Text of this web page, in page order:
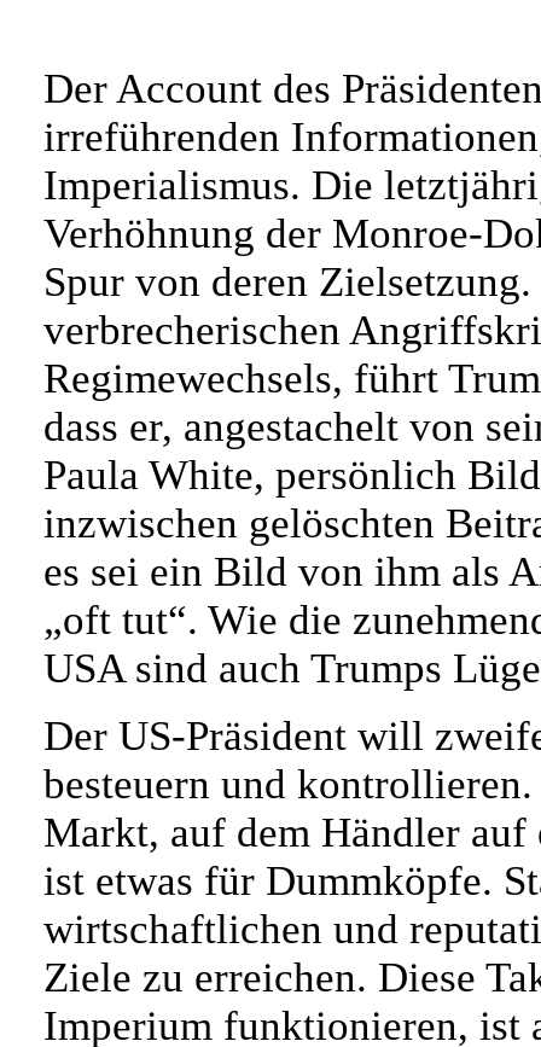
Der Account des
irreführenden
Imperialismus. Die
Verhöhnung der Monroe-
Spur von deren
verbrecherischen
Regimewechsels, führt
dass er, angestachelt von
Paula White, persönlich
inzwischen gelöschten
es sei ein Bild von ihm als
„oft tut“. Wie die
USA sind auch Trumps
Der US-Präsident will
besteuern und
Markt, auf dem Händler auf
ist etwas für Dummköpfe.
wirtschaftlichen und
Ziele zu erreichen. Diese
Imperium funktionieren, ist